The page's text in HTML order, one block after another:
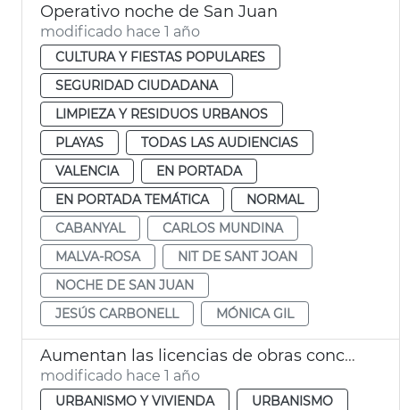
Operativo noche de San Juan
modificado hace 1 año
CULTURA Y FIESTAS POPULARES
SEGURIDAD CIUDADANA
LIMPIEZA Y RESIDUOS URBANOS
PLAYAS
TODAS LAS AUDIENCIAS
VALENCIA
EN PORTADA
EN PORTADA TEMÁTICA
NORMAL
CABANYAL
CARLOS MUNDINA
MALVA-ROSA
NIT DE SANT JOAN
NOCHE DE SAN JUAN
JESÚS CARBONELL
MÓNICA GIL
Aumentan las licencias de obras concedidas en el Cabanyal
modificado hace 1 año
URBANISMO Y VIVIENDA
URBANISMO